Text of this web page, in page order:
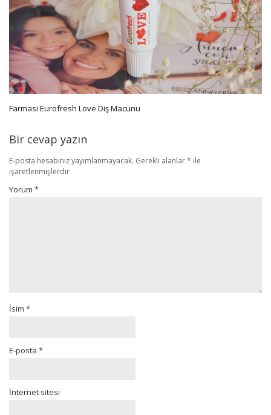
Farmasi Eurofresh Love Diş Macunu
Bir cevap yazın
E-posta hesabınız yayımlanmayacak. Gerekli alanlar* ile
işaretlenmişlerdir
Yorum *
İsim *
E-posta *
İnternet sitesi